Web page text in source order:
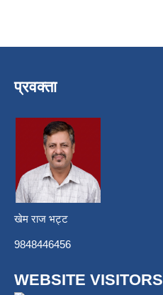
प्रवक्ता
खेम राज भट्ट
9848446456
WEBSITE VISITORS